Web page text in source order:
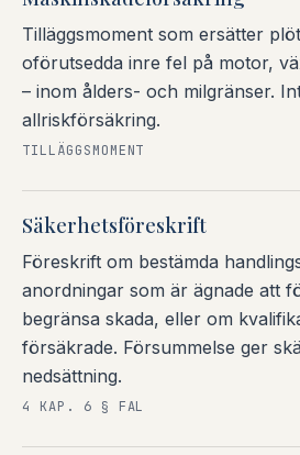
Tilläggsmoment som ersätter
oförutsedda inre fel på motor,
– inom ålders- och milgränser.
allriskförsäkring.
TILLÄGGSMOMENT
Säkerhetsföreskrift
Föreskrift om bestämda
anordningar som är ägnade att
begränsa skada, eller om
försäkrade. Försummelse ger
nedsättning.
4 KAP. 6 § FAL